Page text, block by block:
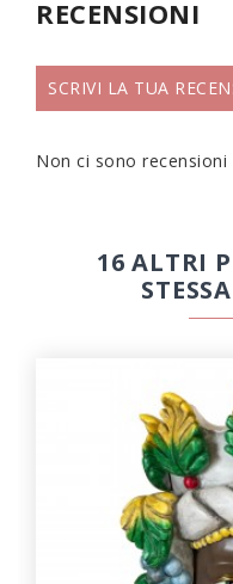
RECENSIONI
SCRIVI LA TUA
Non ci sono
16 ALTRI